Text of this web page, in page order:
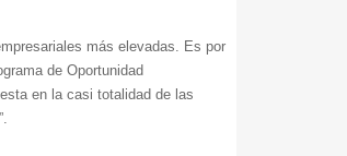
más elevadas. Es por
de Oportunidad
en la casi totalidad de las